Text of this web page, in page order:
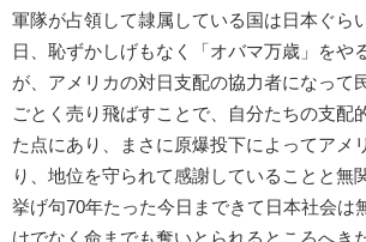
軍隊が占領して隷属している国は日本ぐら
日、恥ずかしげもなく「オバマ万歳」をや
が、アメリカの対日支配の協力者になって
ごとく売り飛ばすことで、自分たちの支配
た点にあり、まさに原爆投下によってアメ
り、地位を守られて感謝していることと無
挙げ句70年たった今日まできて日本社会は
けでなく命までも奪いとられるところへきた